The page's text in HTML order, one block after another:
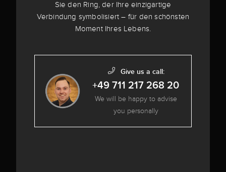
Sie den Ring, der Ihre einzigartige
Verbindung symbolisiert – für den schönsten
Moment Ihres Lebens.
Give us a call:
+49 711 217 268 20
We will be happy to advise
you personally